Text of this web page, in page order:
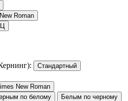
Roman
Ц
Стандартный
New Roman
по белому
Белым по черному